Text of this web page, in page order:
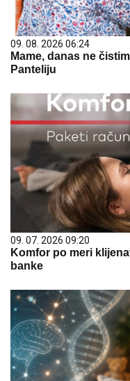
09. 08. 2026 06:24
Mame, danas ne
Panteliju
09. 07. 2026 09:20
Komfor po meri
banke